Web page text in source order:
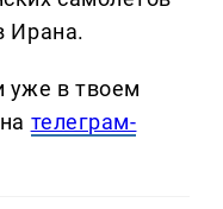
Ирана.
уже в твоем
телеграм-